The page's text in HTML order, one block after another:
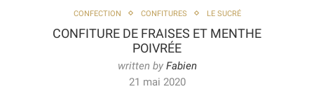
CONFECTION CONFITURES LE SUCRÉ
CONFITURE DE FRAISES ET MENTHE
POIVRÉE
written by Fabien
21 mai 2020